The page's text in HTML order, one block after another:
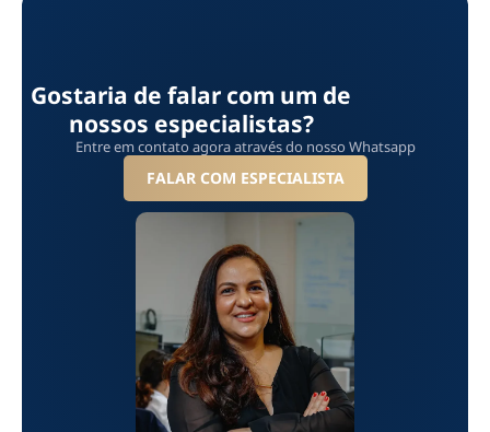
Gostaria de falar com um de
nossos especialistas?
Entre em contato agora através do nosso Whatsapp
FALAR COM ESPECIALISTA